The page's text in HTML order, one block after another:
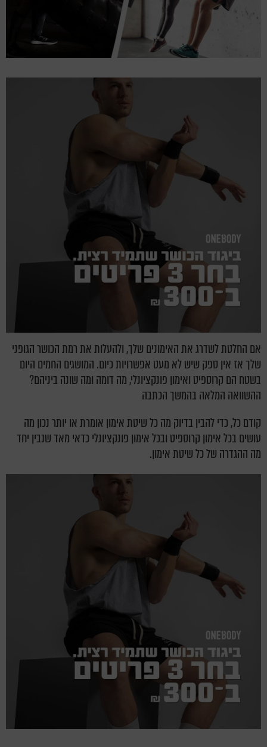
אם החלטת לשדרג את האימונים שלך, ולהעלות את רמת הכושר הגופני
שלך אז אין ספק שיש לא מעט אפשרויות כיום. המושגים החמים היום
בשטח הם קרוספיט ואימון פונקציונלי, מה דומה ומה שונה ביניהם?
ההשוואה המלאה בהמשך הכתבה
קודם כל, כדי להבין בדיוק מה כל שיטת אימון אומרת או יותר נכון מה
עושים בכל אימון קרוספיט ובכל אימון פונקציונלי כדאי מאד שנבין יחד
מה ההגדרה של כל שיטת אימון.